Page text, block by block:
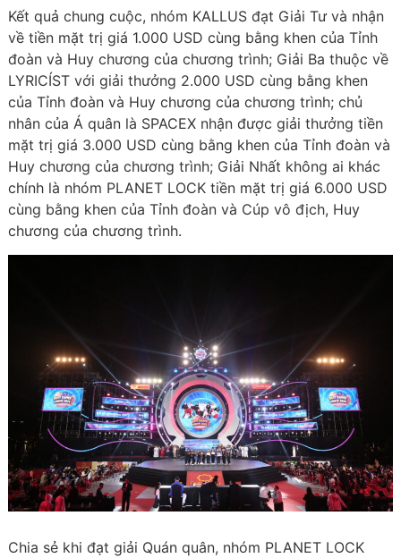
Kết quả chung cuộc, nhóm KALLUS đạt Giải Tư và nhận
về tiền mặt trị giá 1.000 USD cùng bằng khen của Tỉnh
đoàn và Huy chương của chương trình; Giải Ba thuộc về
LYRICÍST với giải thưởng 2.000 USD cùng bằng khen
của Tỉnh đoàn và Huy chương của chương trình; chủ
nhân của Á quân là SPACEX nhận được giải thưởng tiền
mặt trị giá 3.000 USD cùng bằng khen của Tỉnh đoàn và
Huy chương của chương trình; Giải Nhất không ai khác
chính là nhóm PLANET LOCK tiền mặt trị giá 6.000 USD
cùng bằng khen của Tỉnh đoàn và Cúp vô địch, Huy
chương của chương trình.
Chia sẻ khi đạt giải Quán quân, nhóm PLANET LOCK